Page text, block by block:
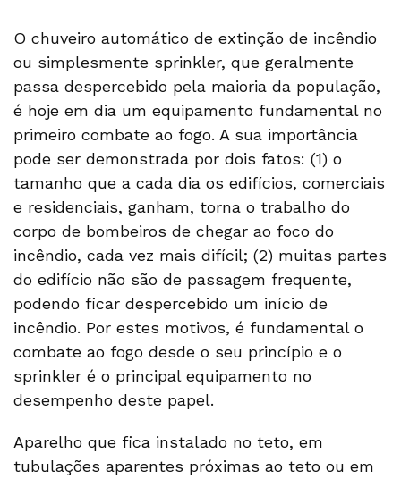
O chuveiro automático de extinção de incêndio
ou simplesmente sprinkler, que geralmente
passa despercebido pela maioria da população,
é hoje em dia um equipamento fundamental no
primeiro combate ao fogo. A sua importância
pode ser demonstrada por dois fatos: (1) o
tamanho que a cada dia os edifícios, comerciais
e residenciais, ganham, torna o trabalho do
corpo de bombeiros de chegar ao foco do
incêndio, cada vez mais difícil; (2) muitas partes
do edifício não são de passagem frequente,
podendo ficar despercebido um início de
incêndio. Por estes motivos, é fundamental o
combate ao fogo desde o seu princípio e o
sprinkler é o principal equipamento no
desempenho deste papel.
Aparelho que fica instalado no teto, em
tubulações aparentes próximas ao teto ou em